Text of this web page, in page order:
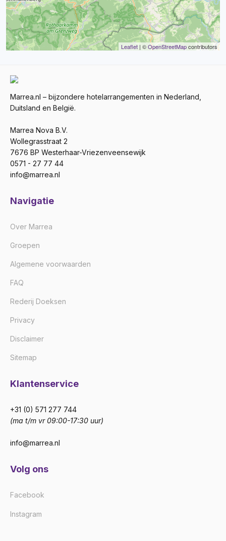
Leaflet | ©OpenStreetMapcontributors
Marrea.nl – bijzondere hotelarrangementen in Nederland,
Duitsland en België.
Marrea Nova B.V.
Wollegrasstraat 2
7676 BP Westerhaar-Vriezenveensewijk
0571 - 27 77 44
info@marrea.nl
Navigatie
Over Marrea
Groepen
Algemene voorwaarden
FAQ
Rederij Doeksen
Privacy
Disclaimer
Sitemap
Klantenservice
+31 (0) 571 277 744
(ma t/m vr 09:00-17:30 uur)
info@marrea.nl
Volg ons
Facebook
Instagram